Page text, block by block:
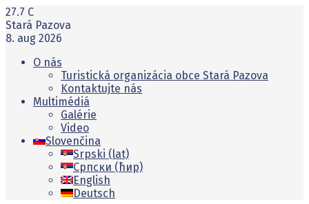
27.7 C
Stará Pazova
8. aug 2026
O nás
Turistická organizácia obce Stará Pazova
Kontaktujte nás
Multimédiá
Galérie
Video
Slovenčina
Srpski (lat)
Српски (ћир)
English
Deutsch